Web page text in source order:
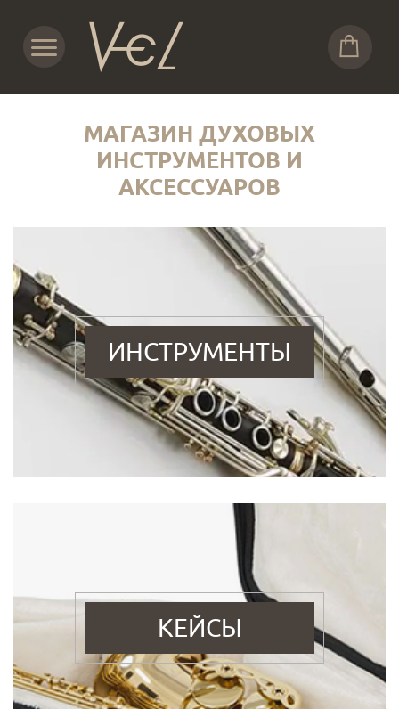
МАГАЗИН ДУХОВЫХ
ИНСТРУМЕНТОВ И
АКСЕССУАРОВ
ИНСТРУМЕНТЫ
КЕЙСЫ